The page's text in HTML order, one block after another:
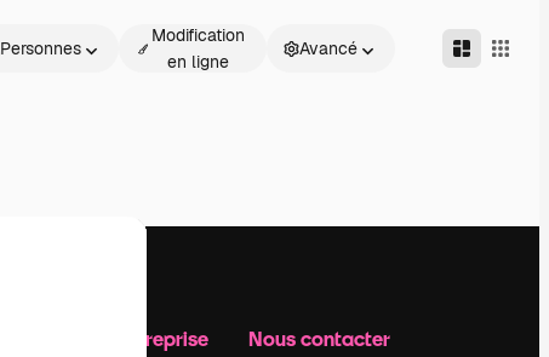
Personnes
Modification
en ligne
Avancé
Notre entreprise Nous contacter